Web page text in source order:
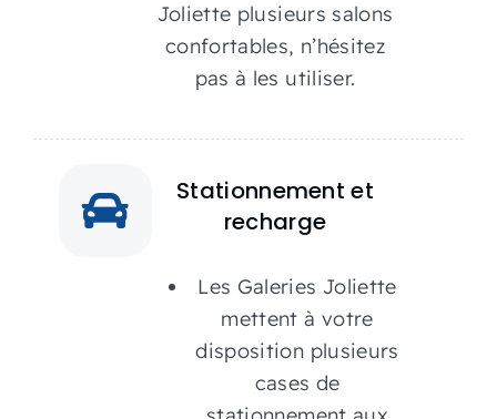
Joliette plusieurs salons
confortables, n’hésitez
pas à les utiliser.
Stationnement et
recharge
Les Galeries Joliette
mettent à votre
disposition plusieurs
cases de